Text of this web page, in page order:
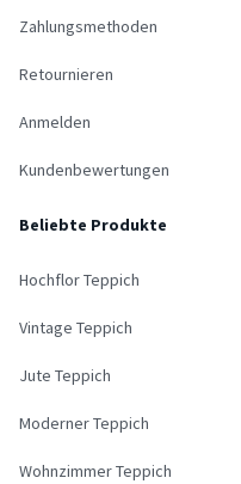
Zahlungsmethoden
Retournieren
Anmelden
Kundenbewertungen
Beliebte Produkte
Hochflor Teppich
Vintage Teppich
Jute Teppich
Moderner Teppich
Wohnzimmer Teppich